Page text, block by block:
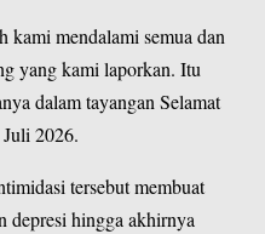
kami mendalami semua dan
yang kami laporkan. Itu
dalam tayangan Selamat
2026.
tersebut membuat
depresi hingga akhirnya